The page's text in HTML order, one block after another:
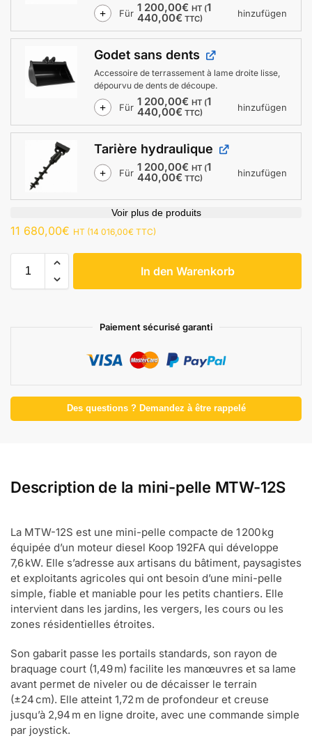
Für 1 200,00€ HT (1
440,00€ TTC)
hinzufügen
Godet sans dents
Accessoire de terrassement à lame droite lisse,
dépourvu de dents de découpe.
Für 1 200,00€ HT (1
440,00€ TTC)
hinzufügen
Tarière hydraulique
Für 1 200,00€ HT (1
440,00€ TTC)
hinzufügen
Voir plus de produits
11 680,00€ HT (14 016,00€ TTC)
In den Warenkorb
Paiement sécurisé garanti
Des questions ? Demandez à être rappelé
Description de la mini-pelle MTW-12S
La MTW-12S est une mini-pelle compacte de 1 200 kg
équipée d’un moteur diesel Koop 192FA qui développe
7,6 kW. Elle s’adresse aux artisans du bâtiment, paysagistes
et exploitants agricoles qui ont besoin d’une mini-pelle
simple, fiable et maniable pour les petits chantiers. Elle
intervient dans les jardins, les vergers, les cours ou les
zones résidentielles étroites.
Son gabarit passe les portails standards, son rayon de
braquage court (1,49 m) facilite les manœuvres et sa lame
avant permet de niveler ou de décaisser le terrain
(±24 cm). Elle atteint 1,72 m de profondeur et creuse
jusqu’à 2,94 m en ligne droite, avec une commande simple
par joystick.